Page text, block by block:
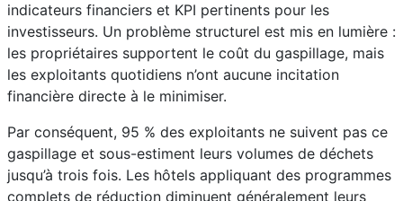
indicateurs financiers et KPI pertinents pour les
investisseurs. Un problème structurel est mis en lumière :
les propriétaires supportent le coût du gaspillage, mais
les exploitants quotidiens n’ont aucune incitation
financière directe à le minimiser.
Par conséquent, 95 % des exploitants ne suivent pas ce
gaspillage et sous-estiment leurs volumes de déchets
jusqu’à trois fois. Les hôtels appliquant des programmes
complets de réduction diminuent généralement leurs